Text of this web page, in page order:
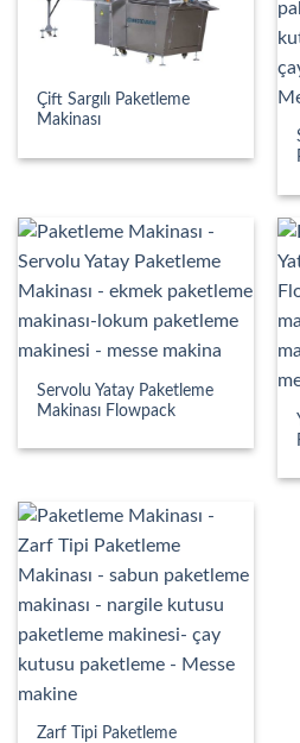
Çift Sargılı Paketleme
Makinası
Servolu Yatay Paketleme
Makinası Flowpack
Zarf Tipi Paketleme